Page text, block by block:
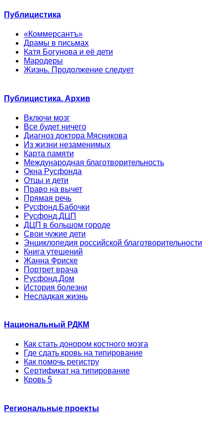
Публицистика
«Коммерсантъ»
Драмы в письмах
Катя Богунова и её дети
Мародеры
Жизнь. Продолжение следует
Публицистика. Архив
Включи мозг
Все будет ничего
Диагноз доктора Мясникова
Из жизни незаменимых
Карта памяти
Международная благотворительность
Окна Русфонда
Отцы и дети
Право на вычет
Прямая речь
Русфонд.Бабочки
Русфонд.ДЦП
ДЦП в большом городе
Свои чужие дети
Энциклопедия российской благотворительности
Книга утешений
Жанна Фриске
Портрет врача
Русфонд.Дом
История болезни
Несладкая жизнь
Национальный РДКМ
Как стать донором костного мозга
Где сдать кровь на типирование
Как помочь регистру
Сертификат на типирование
Кровь 5
Региональные проекты